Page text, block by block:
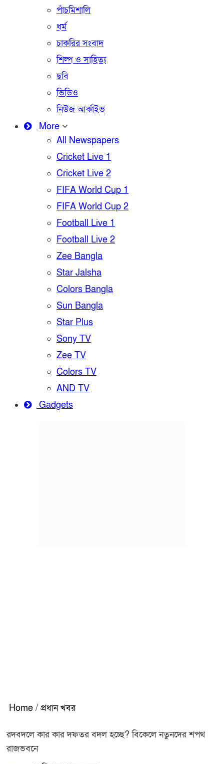
পাঁচমিশালি
ধর্ম
চাকরির সংবাদ
শিল্প ও সাহিত্য
ছবি
ভিডিও
নিউজ আর্কাইভ
More
All Newspapers
Cricket Live 1
Cricket Live 2
FIFA World Cup 1
FIFA World Cup 2
Football Live 1
Football Live 2
Zee Bangla
Star Jalsha
Colors Bangla
Sun Bangla
Star Plus
Sony TV
Zee TV
Colors TV
AND TV
Gadgets
Home / প্রধান খবর
রদবদলে কার কার দফতর বদল হচ্ছে? বিকেলে নতুনদের শপথ
রাজভবনে